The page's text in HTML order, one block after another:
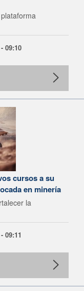
09:10
cursos a su
en minería
la
09:11